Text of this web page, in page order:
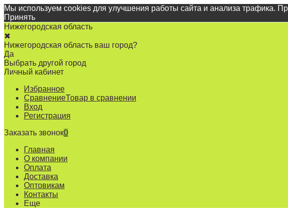
Мы используем cookies для улучшения работы сайта и анализа трафика.
Принять
Нижегородская область
✖
Нижегородская область ваш город?
Да
Выбрать другой город
Личный кабинет
Избранное
СравнениеТовар в сравнении
Вход
Регистрация
Заказать звонок0
Главная
О компании
Оплата
Доставка
Оптовикам
Контакты
Еще